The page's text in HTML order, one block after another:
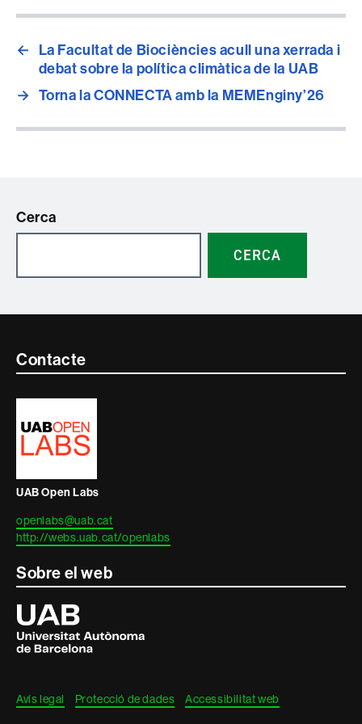
←
La Facultat de Biociències acull una xerrada i
debat sobre la política climàtica de la UAB
→ Torna la CONNECTA amb la MEMEnginy’26
Cerca
CERCA
Contacte
informació
legal
Contacte
UAB Open Labs
openlabs@uab.cat
http://webs.uab.cat/openlabs
Sobre el web
Universitat
Autònoma
de
Barcelona
Avís legal Protecció de dades Accessibilitat web